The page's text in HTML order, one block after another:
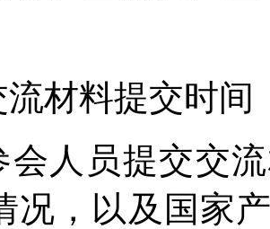
流材料提交时间
会人员提交交
况，以及国家